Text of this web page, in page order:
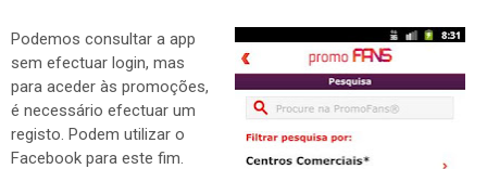
Podemos consultar a app
sem efectuar login, mas
para aceder às promoções,
é necessário efectuar um
registo. Podem utilizar o
Facebook para este fim.